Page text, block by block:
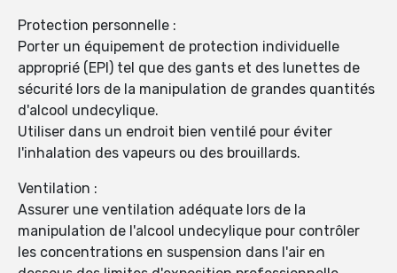
Protection personnelle :
Porter un équipement de protection individuelle
approprié (EPI) tel que des gants et des lunettes de
sécurité lors de la manipulation de grandes quantités
d'alcool undecylique.
Utiliser dans un endroit bien ventilé pour éviter
l'inhalation des vapeurs ou des brouillards.
Ventilation :
Assurer une ventilation adéquate lors de la
manipulation de l'alcool undecylique pour contrôler
les concentrations en suspension dans l'air en